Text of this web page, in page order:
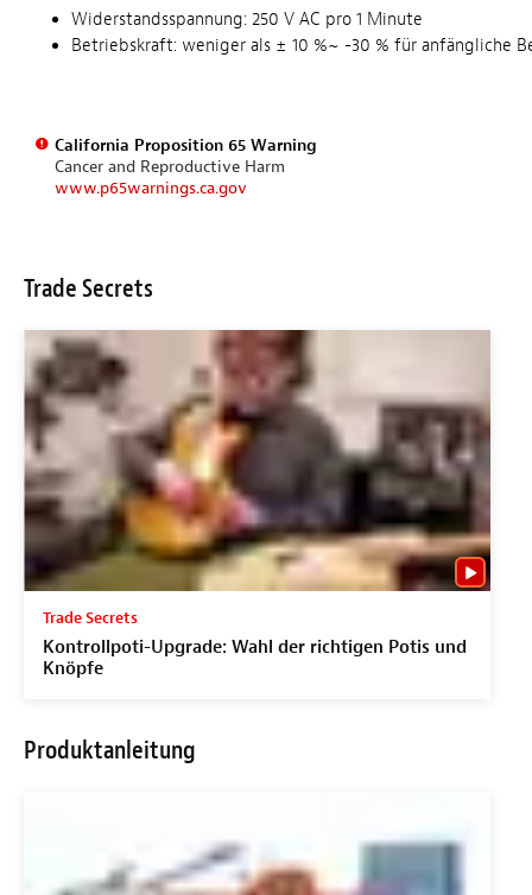
Widerstandsspannung: 250 V AC pro 1 Minute
Betriebskraft: weniger als ± 10 %~ -30 % für anfängliche
California Proposition 65 Warning
Cancer and Reproductive Harm
www.p65warnings.ca.gov
Trade Secrets
Trade Secrets
Kontrollpoti-Upgrade: Wahl der richtigen Potis und
Knöpfe
Produktanleitung